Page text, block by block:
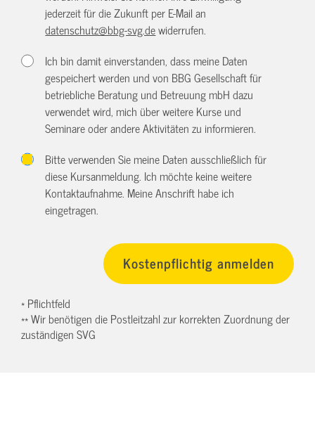
jederzeit für die Zukunft per E-Mail an
datenschutz@bbg-svg.dewiderrufen.
Ich bin damit einverstanden, dass meine Daten
gespeichert werden und von BBG Gesellschaft für
betriebliche Beratung und Betreuung mbH dazu
verwendet wird, mich über weitere Kurse und
Seminare oder andere Aktivitäten zu informieren.
Bitte verwenden Sie meine Daten ausschließlich für
diese Kursanmeldung. Ich möchte keine weitere
Kontaktaufnahme. Meine Anschrift habe ich
eingetragen.
* Pflichtfeld
** Wir benötigen die Postleitzahl zur korrekten Zuordnung der
zuständigen SVG